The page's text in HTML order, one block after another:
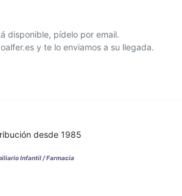
disponible, pídelo por email.
y te lo enviamos a su llegada.
desde 1985
Infantil / Farmacia